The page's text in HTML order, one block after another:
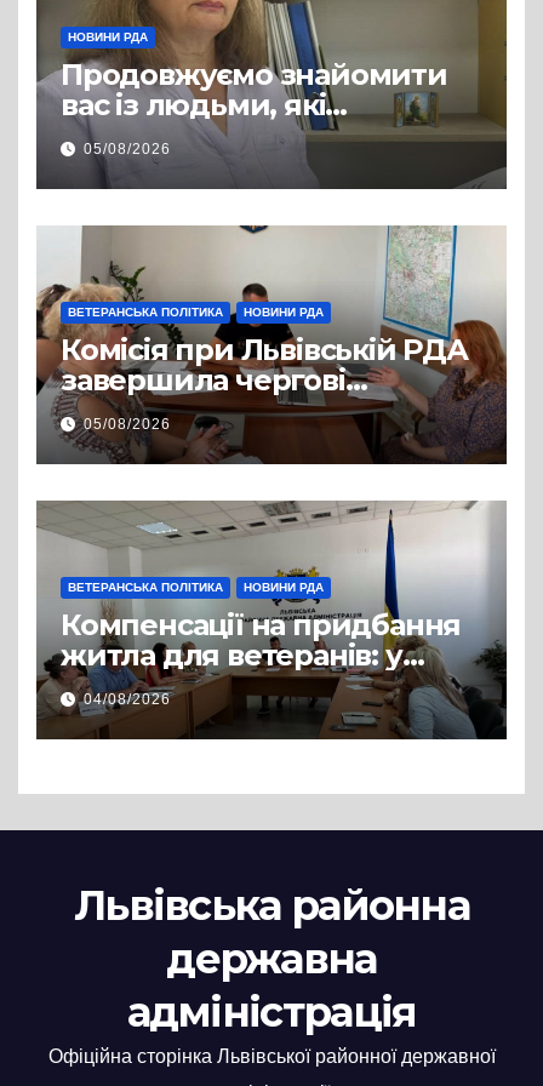
НОВИНИ РДА
Продовжуємо знайомити
вас із людьми, які
допомагають нашим
захисникам і захисницям
повертатися до цивільного
життя
05/08/2026
ВЕТЕРАНСЬКА ПОЛІТИКА НОВИНИ РДА
Комісія при Львівській РДА
завершила чергові
співбесіди та
рекомендувала кандидатів
на посади фахівців із
супроводу
05/08/2026
ВЕТЕРАНСЬКА ПОЛІТИКА НОВИНИ РДА
Компенсації на придбання
житла для ветеранів: у
Львівській РДА розглянули
нові заяви
04/08/2026
Львівська районна
державна
адміністрація
Офіційна сторінка Львівської районної державної